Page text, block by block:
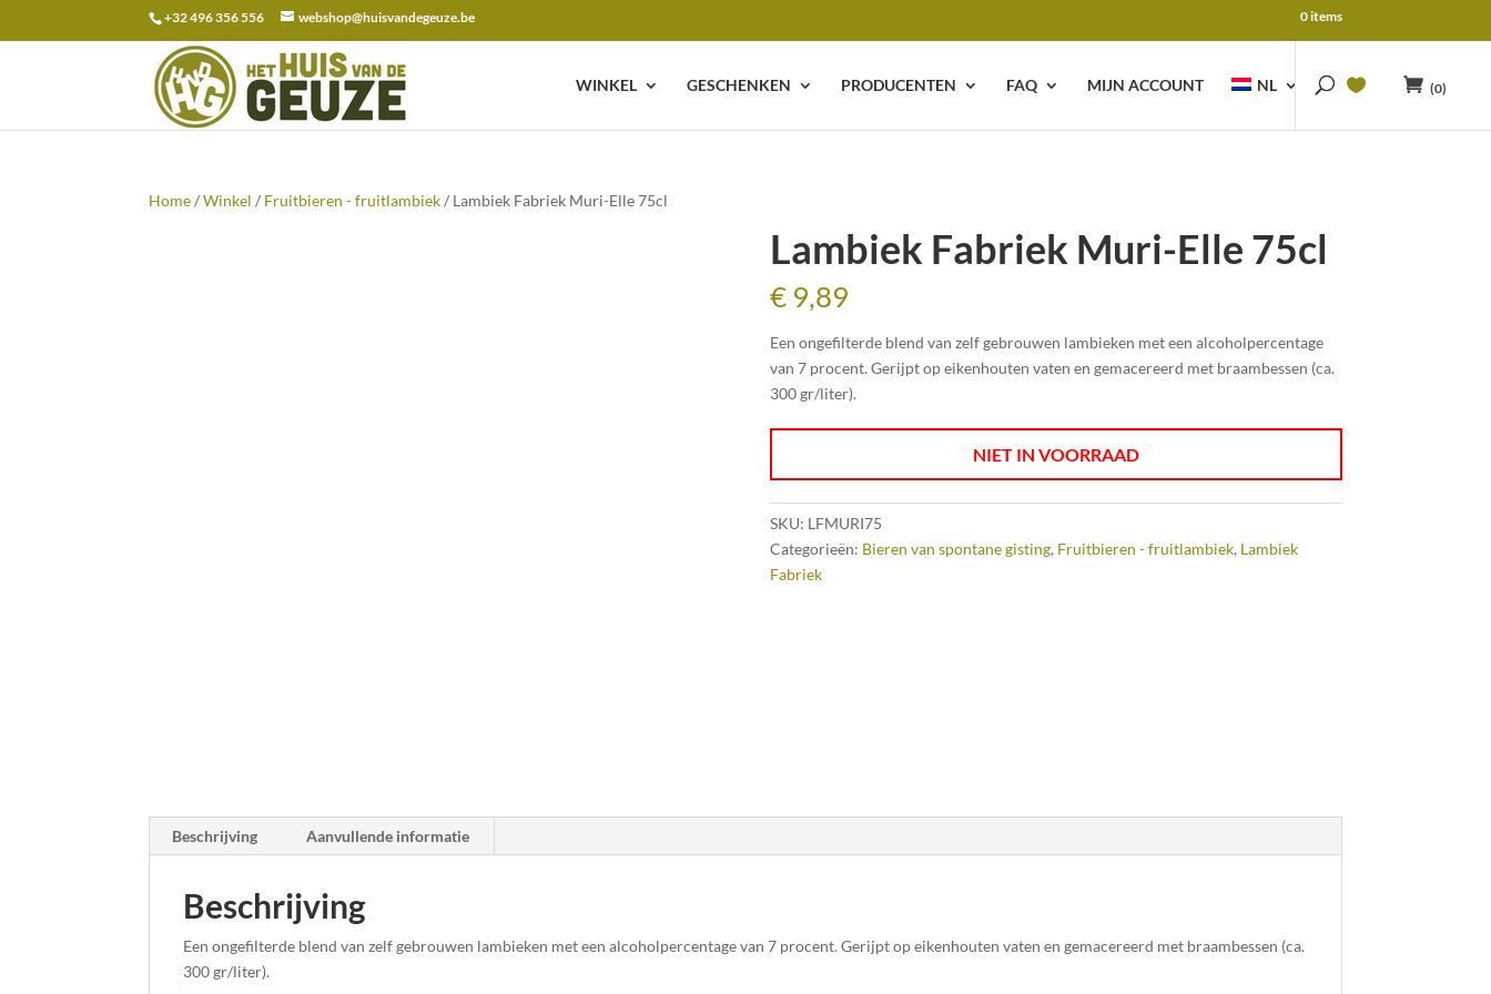
+32 496 356 556 webshop@huisvandegeuze.be 0 items
WINKEL GESCHENKEN PRODUCENTEN FAQ MIJN ACCOUNT NL (0)
Zoeken
naar:
Home/Winkel / Fruitbieren - fruitlambiek/ Lambiek Fabriek Muri-Elle 75cl
Lambiek Fabriek Muri-Elle 75cl
€9,89
Een ongefilterde blend van zelf gebrouwen lambieken met een alcoholpercentage
van 7 procent. Gerijpt op eikenhouten vaten en gemacereerd met braambessen (ca.
300 gr/liter).
NIET IN VOORRAAD
SKU: LFMURI75
Categorieën: Bieren van spontane gisting, Fruitbieren - fruitlambiek, Lambiek
Fabriek
Beschrijving Aanvullende informatie
Beschrijving
Een ongefilterde blend van zelf gebrouwen lambieken met een alcoholpercentage van 7 procent. Gerijpt op eikenhouten vaten en gemacereerd met braambessen (ca.
300 gr/liter).